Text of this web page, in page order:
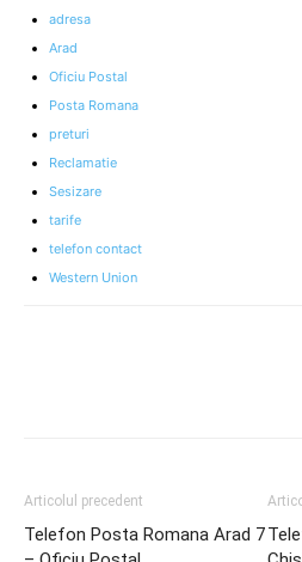
adresa
Arad
Oficiu Postal
Posta Romana
preturi
Reclamatie
Sesizare
tarife
telefon contact
Western Union
Articolul precedent
Telefon Posta Romana Arad 7